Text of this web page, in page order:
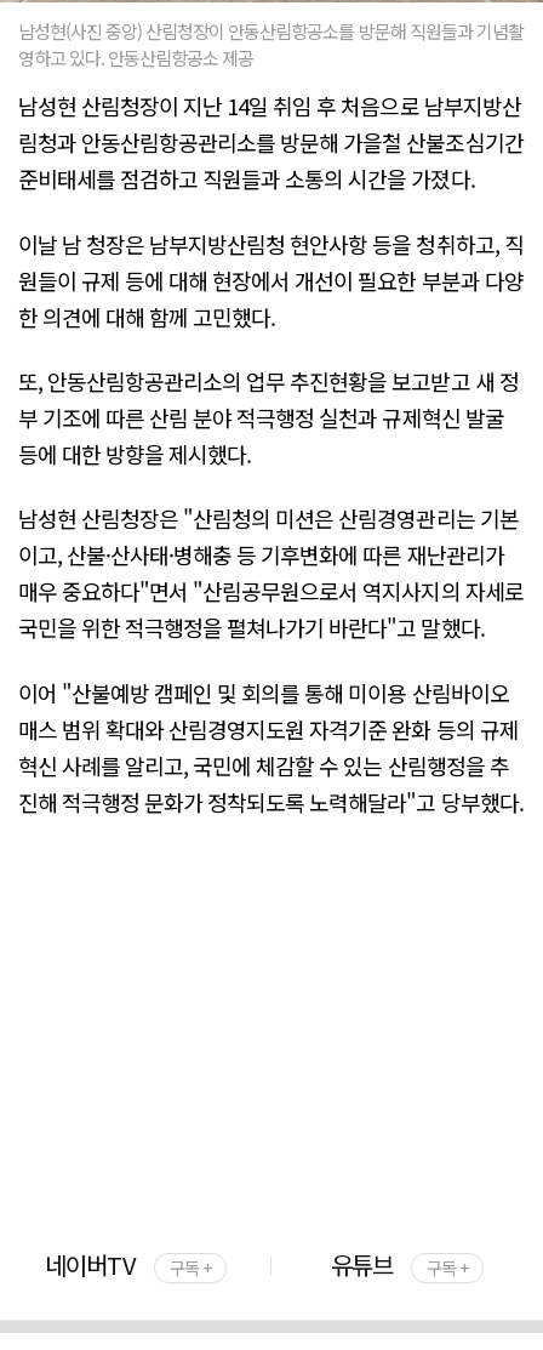
남성현(사진 중앙) 산림청장이 안동산림항공소를 방문해 직원들과 기념촬
영하고 있다. 안동산림항공소 제공
남성현 산림청장이 지난 14일 취임 후 처음으로 남부지방산
림청과 안동산림항공관리소를 방문해 가을철 산불조심기간
준비태세를 점검하고 직원들과 소통의 시간을 가졌다.
이날 남 청장은 남부지방산림청 현안사항 등을 청취하고, 직
원들이 규제 등에 대해 현장에서 개선이 필요한 부분과 다양
한 의견에 대해 함께 고민했다.
또, 안동산림항공관리소의 업무 추진현황을 보고받고 새 정
부 기조에 따른 산림 분야 적극행정 실천과 규제혁신 발굴
등에 대한 방향을 제시했다.
남성현 산림청장은 "산림청의 미션은 산림경영관리는 기본
이고, 산불·산사태·병해충 등 기후변화에 따른 재난관리가
매우 중요하다"면서 "산림공무원으로서 역지사지의 자세로
국민을 위한 적극행정을 펼쳐나가기 바란다"고 말했다.
이어 "산불예방 캠페인 및 회의를 통해 미이용 산림바이오
매스 범위 확대와 산림경영지도원 자격기준 완화 등의 규제
혁신 사례를 알리고, 국민에 체감할 수 있는 산림행정을 추
진해 적극행정 문화가 정착되도록 노력해달라"고 당부했다.
네이버TV 구독 + 유튜브 구독 +